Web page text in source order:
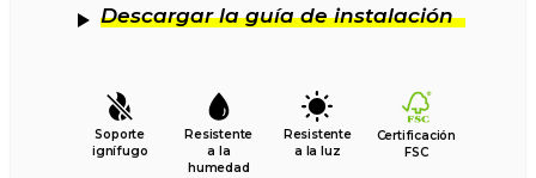
Descargar la guía de instalación
Soporte
ignífugo
Resistente
a la
humedad
Resistente
a la luz
Certificación
FSC